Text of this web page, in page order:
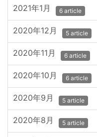
2021年1月 6 article
2020年12月 5 article
2020年11月 6 article
2020年10月 6 article
2020年9月 5 article
2020年8月 5 article